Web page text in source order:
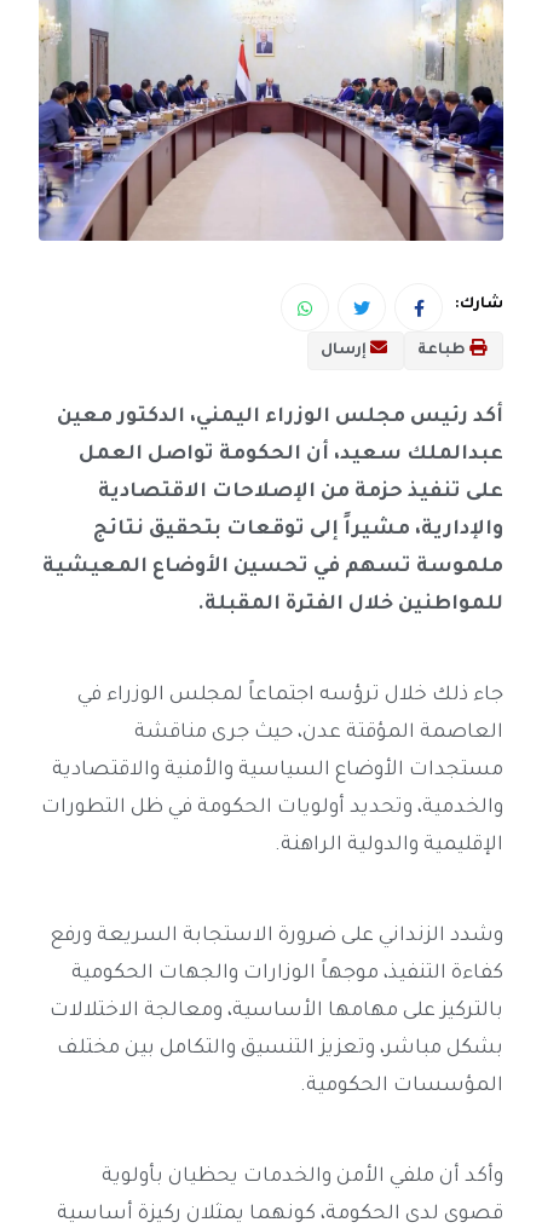
شارك:
طباعة إرسال
أكد رئيس مجلس الوزراء اليمني، الدكتور معين
عبدالملك سعيد، أن الحكومة تواصل العمل
على تنفيذ حزمة من الإصلاحات الاقتصادية
والإدارية، مشيراً إلى توقعات بتحقيق نتائج
ملموسة تسهم في تحسين الأوضاع المعيشية
للمواطنين خلال الفترة المقبلة.
جاء ذلك خلال ترؤسه اجتماعاً لمجلس الوزراء في
العاصمة المؤقتة عدن، حيث جرى مناقشة
مستجدات الأوضاع السياسية والأمنية والاقتصادية
والخدمية، وتحديد أولويات الحكومة في ظل التطورات
الإقليمية والدولية الراهنة.
وشدد الزنداني على ضرورة الاستجابة السريعة ورفع
كفاءة التنفيذ، موجهاً الوزارات والجهات الحكومية
بالتركيز على مهامها الأساسية، ومعالجة الاختلالات
بشكل مباشر، وتعزيز التنسيق والتكامل بين مختلف
المؤسسات الحكومية.
وأكد أن ملفي الأمن والخدمات يحظيان بأولوية
قصوى لدى الحكومة، كونهما يمثلان ركيزة أساسية